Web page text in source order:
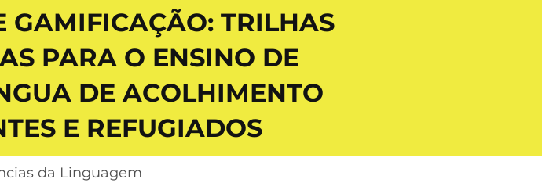
GAMIFICAÇÃO: TRILHAS
PARA O ENSINO DE
DE ACOLHIMENTO
E REFUGIADOS
da Linguagem